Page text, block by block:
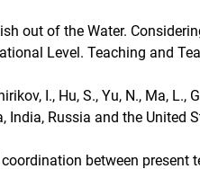
out of the Water.
Level. Teaching and
I., Hu, S., Yu, N., Ma,
Russia and the United
between